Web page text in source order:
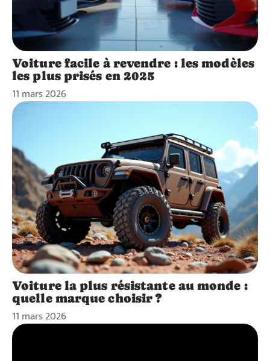
Voiture facile à revendre : les modèles
les plus prisés en 2025
11 mars 2026
Voiture la plus résistante au monde :
quelle marque choisir ?
11 mars 2026